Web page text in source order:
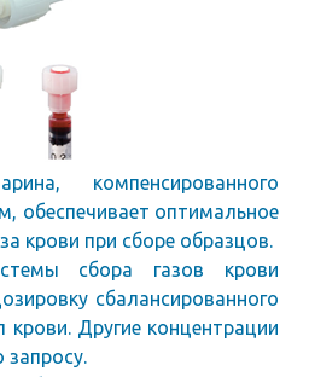
компенсированного
обеспечивает оптимальное
крови при сборе образцов.
сбора газов крови
сбалансированного
крови. Другие концентрации
запросу.